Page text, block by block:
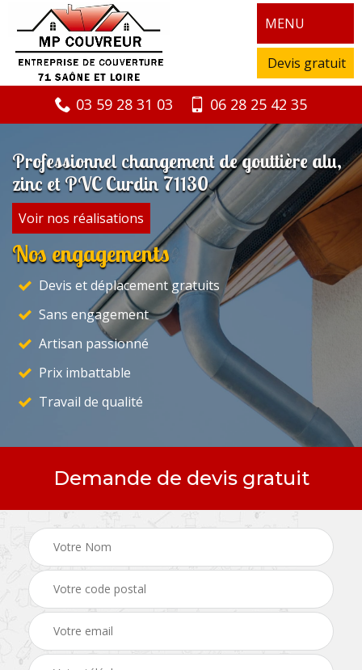
MENU
Devis gratuit
03 59 28 31 03 06 28 25 42 35
Professionnel changement de gouttière alu,
zinc et PVC Curdin 71130
Voir nos réalisations
Nos engagements
Devis et déplacement gratuits
Sans engagement
Artisan passionné
Prix imbattable
Travail de qualité
Demande de devis gratuit